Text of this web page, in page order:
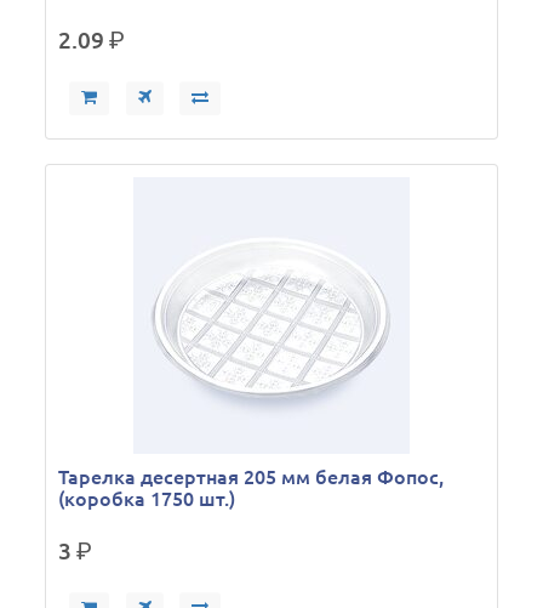
2.09р.
Тарелка десертная 205 мм белая Фопос,
(коробка 1750 шт.)
3р.